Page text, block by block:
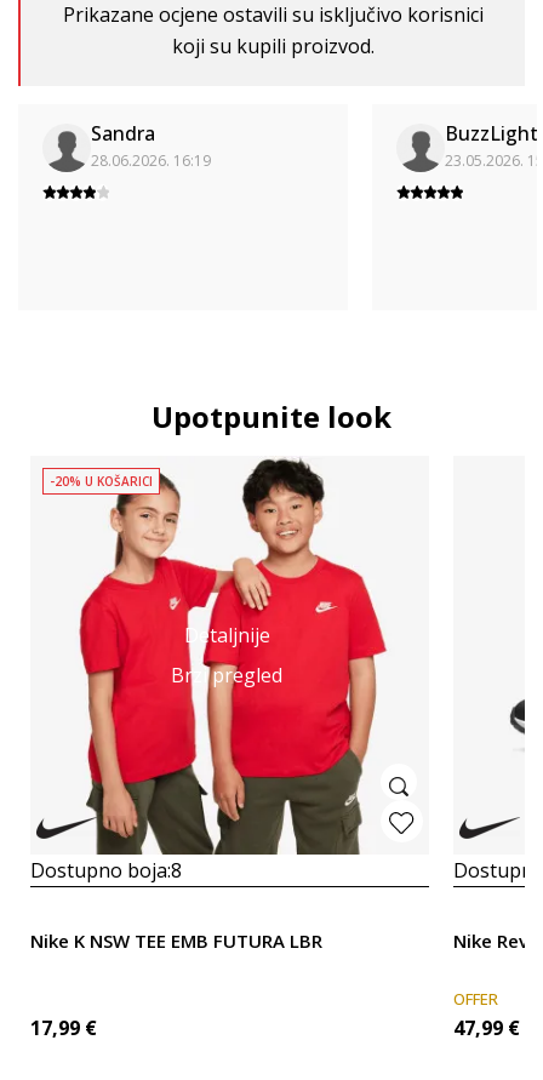
Prikazane ocjene ostavili su isključivo korisnici
koji su kupili proizvod.
Sandra
28.06.2026. 16:19 23.05.2026.
Upotpunite look
Detaljnije
Brzi pregled
-20% U KOŠARICI
Dostupno boja:8
Nike K NSW TEE EMB FUTURA LBR
17,99 €
Nike
OFFER
47,99 €